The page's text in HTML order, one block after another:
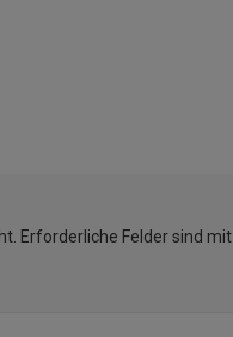
Erforderliche Felder sind mit